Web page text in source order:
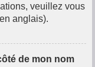
veuillez vous
anglais).
de mon nom